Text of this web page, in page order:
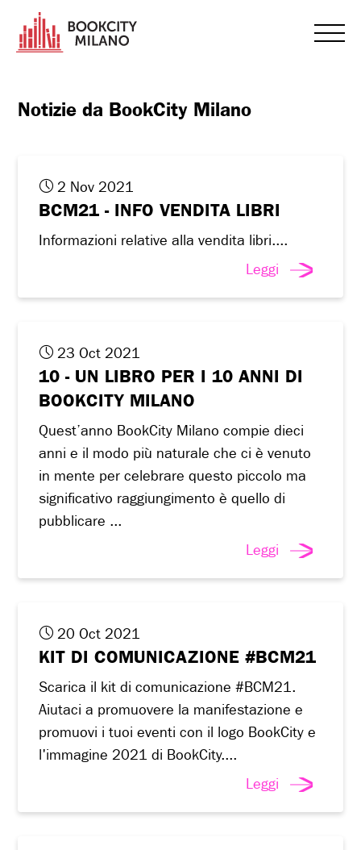
Notizie da BookCity Milano
2 Nov 2021
BCM21 - INFO VENDITA LIBRI
Informazioni relative alla vendita libri....
Leggi
23 Oct 2021
10 - UN LIBRO PER I 10 ANNI DI
BOOKCITY MILANO
Quest’anno BookCity Milano compie dieci
anni e il modo più naturale che ci è venuto
in mente per celebrare questo piccolo ma
significativo raggiungimento è quello di
pubblicare ...
Leggi
20 Oct 2021
KIT DI COMUNICAZIONE #BCM21
Scarica il kit di comunicazione #BCM21.
Aiutaci a promuovere la manifestazione e
promuovi i tuoi eventi con il logo BookCity e
l'immagine 2021 di BookCity....
Leggi